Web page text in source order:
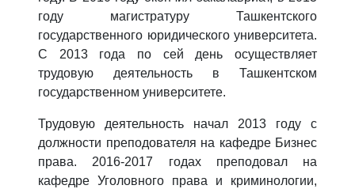
году магистратуру Ташкентского
государственного юридического университета.
С 2013 года по сей день осуществляет
трудовую деятельность в Ташкентском
государственном университете.
Трудовую деятельность начал 2013 году с
должности преподователя на кафедре Бизнес
права. 2016-2017 годах преподовал на
кафедре Уголовного права и криминологии,